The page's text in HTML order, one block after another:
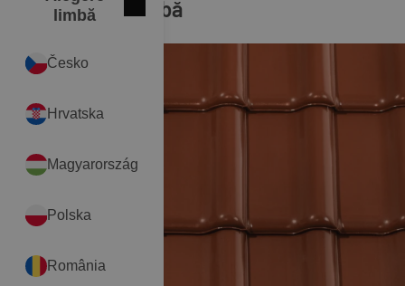
Roșu cupru angobă
limbă
Închide
International
Česko
Hrvatska
Magyarország
Polska
România